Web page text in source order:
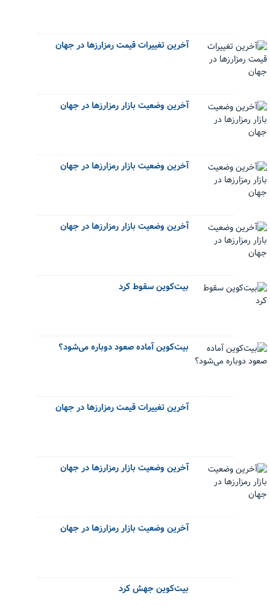
آخرین تغییرات قیمت رمزارزها در جهان
آخرین وضعیت بازار رمزارزها در جهان
آخرین وضعیت بازار رمزارزها در جهان
آخرین وضعیت بازار رمزارزها در جهان
بیت‌کوین سقوط کرد
بیت‌کوین آماده صعود دوباره می‌شود؟
آخرین تغییرات قیمت رمزارزها در جهان
آخرین وضعیت بازار رمزارزها در جهان
آخرین وضعیت بازار رمزارزها در جهان
بیت‌کوین جهش کرد